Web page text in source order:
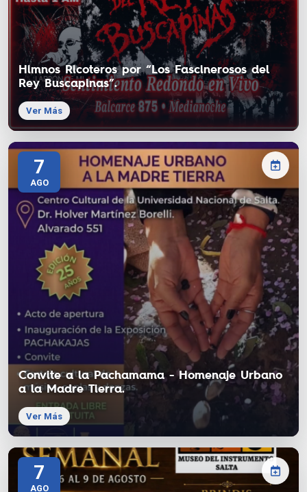
Himnos Ricoteros por “Los Fascinerosos del
Rey Buscapinas”.
Ver Más
7
AGO
Convite a la Pachamama - Homenaje Urbano
a la Madre Tierra.
Ver Más
7
AGO